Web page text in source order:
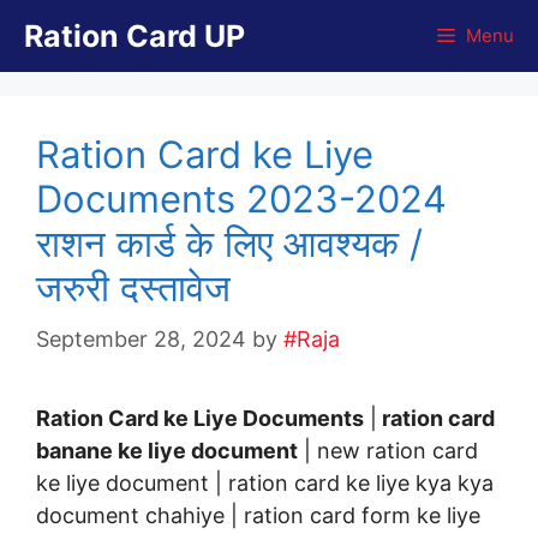
content
Ration Card UP Menu
Ration Card ke Liye
Documents 2023-2024
राशन कार्ड के लिए आवश्यक /
जरुरी दस्तावेज
September 28, 2024 by #Raja
Ration Card ke Liye Documents
ration card
banane ke liye document | new ration card
ke liye document | ration card ke liye kya kya
document chahiye | ration card form ke liye